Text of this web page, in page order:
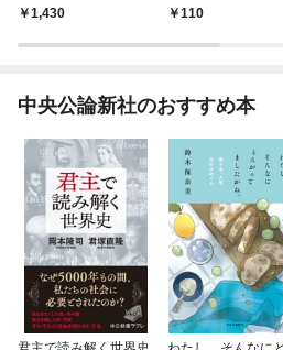
1,430
レイド外伝
110
中央公論新社のおすすめ本